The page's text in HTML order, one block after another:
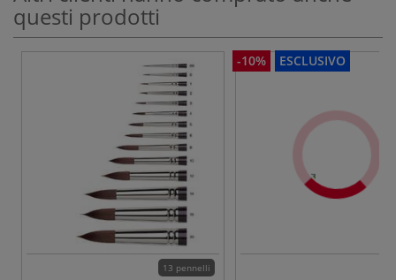
questi prodotti
13 pennelli
-10% ESCLUSIVO